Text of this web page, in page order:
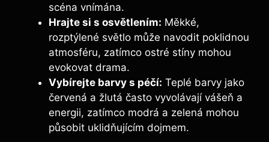
scéna vnímána.
Hrajte si s osvětlením: Měkké,
rozptýlené světlo může navodit poklidnou
atmosféru, zatímco ostré stíny mohou
evokovat drama.
Vybírejte barvy s péčí: Teplé barvy jako
červená a žlutá často vyvolávají vášeň a
energii, zatímco modrá a zelená mohou
působit uklidňujícím dojmem.